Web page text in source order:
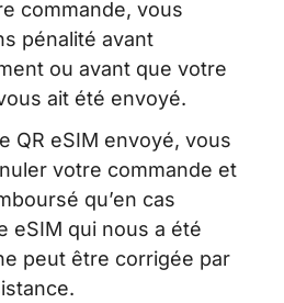
commande, vous
pénalité avant
ou avant que votre
ait été envoyé.
QR eSIM envoyé, vous
votre commande et
qu’en cas
eSIM qui nous a été
peut être corrigée par